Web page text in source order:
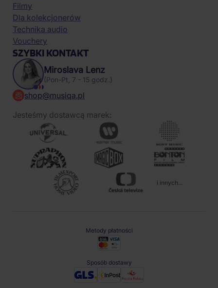
Filmy
Dla kolekcjonerów
Technika audio
Vouchery
SZYBKI KONTAKT
Miroslava Lenz
(Pon-Pt, 7 - 15 godz.)
shop@musiqa.pl
Jesteśmy dostawcą marek:
i innych...
Metody płatności
Sposób dostawy